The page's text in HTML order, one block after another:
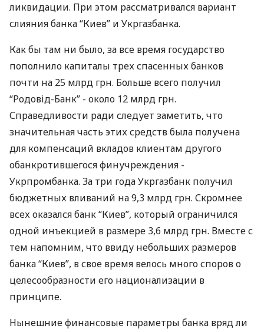
ликвидации. При этом рассматривался вариант
слияния банка “Киев” и Укргазбанка.
Как бы там ни было, за все время государство
пополнило капиталы трех спасенных банков
почти на 25 млрд грн. Больше всего получил
“Родовід-Банк” - около 12 млрд грн.
Справедливости ради следует заметить, что
значительная часть этих средств была получена
для компенсаций вкладов клиентам другого
обанкротившегося финучреждения -
Укрпромбанка. За три года Укргазбанк получил
бюджетных вливаний на 9,3 млрд грн. Скромнее
всех оказался банк “Киев”, который ограничился
одной инъекцией в размере 3,6 млрд грн. Вместе с
тем напомним, что ввиду небольших размеров
банка “Киев”, в свое время велось много споров о
целесообразности его национализации в
принципе.
Нынешние финансовые параметры банка вряд ли